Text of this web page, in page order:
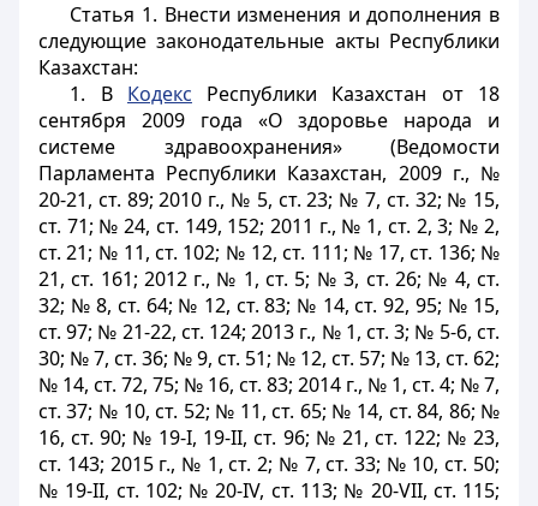
Статья 1. Внести изменения и дополнения в
следующие законодательные акты Республики
Казахстан:
1. В Кодекс Республики Казахстан от 18
сентября 2009 года «О здоровье народа и
системе здравоохранения» (Ведомости
Парламента Республики Казахстан, 2009 г., №
20-21, ст. 89; 2010 г., № 5, ст. 23; № 7, ст. 32; № 15,
ст. 71; № 24, ст. 149, 152; 2011 г., № 1, ст. 2, 3; № 2,
ст. 21; № 11, ст. 102; № 12, ст. 111; № 17, ст. 136; №
21, ст. 161; 2012 г., № 1, ст. 5; № 3, ст. 26; № 4, ст.
32; № 8, ст. 64; № 12, ст. 83; № 14, ст. 92, 95; № 15,
ст. 97; № 21-22, ст. 124; 2013 г., № 1, ст. 3; № 5-6, ст.
30; № 7, ст. 36; № 9, ст. 51; № 12, ст. 57; № 13, ст. 62;
№ 14, ст. 72, 75; № 16, ст. 83; 2014 г., № 1, ст. 4; № 7,
ст. 37; № 10, ст. 52; № 11, ст. 65; № 14, ст. 84, 86; №
16, ст. 90; № 19-І, 19-II, ст. 96; № 21, ст. 122; № 23,
ст. 143; 2015 г., № 1, ст. 2; № 7, ст. 33; № 10, ст. 50;
№ 19-II, ст. 102; № 20-IV, ст. 113; № 20-VII, ст. 115;